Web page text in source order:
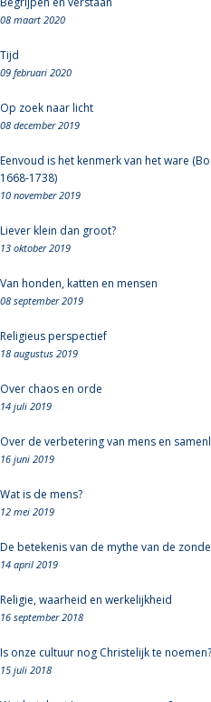
08 maart 2020
Tijd
09 februari 2020
Op zoek naar licht
08 december 2019
Eenvoud is het kenmerk van het ware
1668-1738)
10 november 2019
Liever klein dan groot?
13 oktober 2019
Van honden, katten en mensen
08 september 2019
Religieus perspectief
18 augustus 2019
Over chaos en orde
14 juli 2019
Over de verbetering van mens en
16 juni 2019
Wat is de mens?
12 mei 2019
De betekenis van de mythe van de
14 april 2019
Religie, waarheid en werkelijkheid
16 september 2018
Is onze cultuur nog Christelijk te noemen?
15 juli 2018